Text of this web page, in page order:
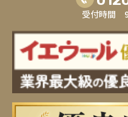
受付時間